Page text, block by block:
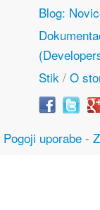
Blog:
Stik / O
Pogoji uporabe-